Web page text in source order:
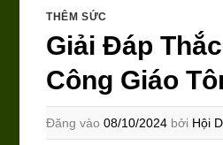
THÊM SỨC
Giải Đáp
Công Giáo
Đăng vào 08/10/2024 bởi Hội